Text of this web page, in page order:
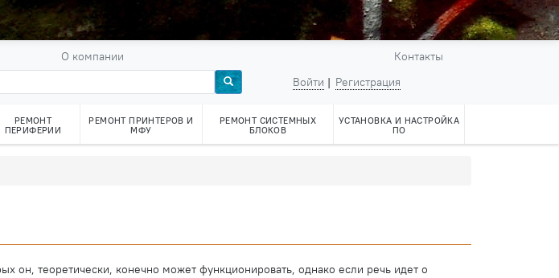
О компании
Контакты
Войти
Регистрация
РЕМОНТ
ПЕРИФЕРИИ
РЕМОНТ ПРИНТЕРОВ И
МФУ
РЕМОНТ СИСТЕМНЫХ
БЛОКОВ
УСТАНОВКА И НАСТРОЙКА
ПО
он, теоретически, конечно может функционировать, однако если речь идет о